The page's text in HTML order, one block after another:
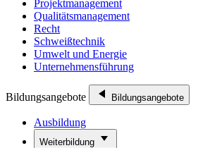
Projektmanagement
Qualitätsmanagement
Recht
Schweißtechnik
Umwelt und Energie
Unternehmensführung
Bildungsangebote Bildungsangebote
Ausbildung
Weiterbildung